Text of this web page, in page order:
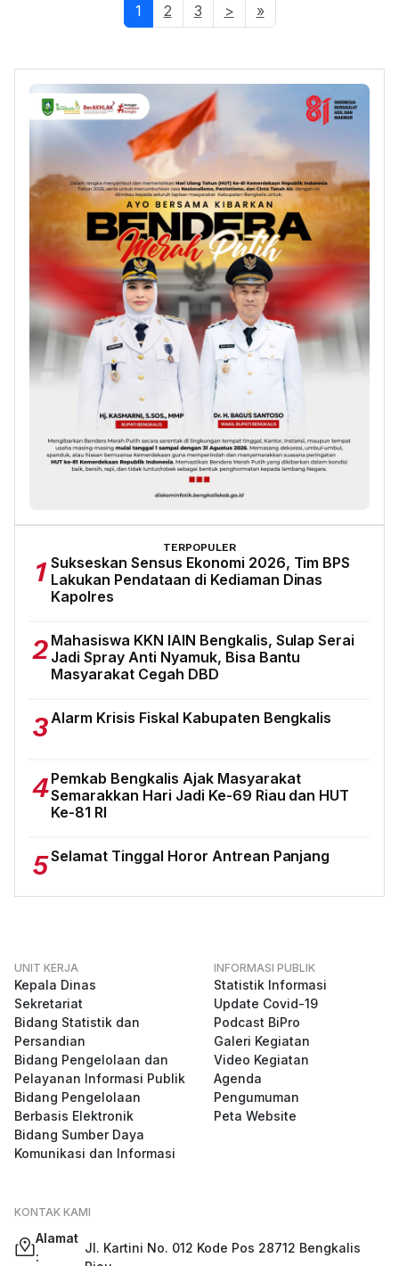
1 (current)
2 3 > »
TERPOPULER
1 Sukseskan Sensus Ekonomi 2026, Tim BPS
Lakukan Pendataan di Kediaman Dinas
Kapolres
2 Mahasiswa KKN IAIN Bengkalis, Sulap Serai
Jadi Spray Anti Nyamuk, Bisa Bantu
Masyarakat Cegah DBD
3 Alarm Krisis Fiskal Kabupaten Bengkalis
4Pemkab Bengkalis Ajak Masyarakat
Semarakkan Hari Jadi Ke-69 Riau dan HUT
Ke-81 RI
5Selamat Tinggal Horor Antrean Panjang
UNIT KERJA
Kepala Dinas
Sekretariat
Bidang Statistik dan
Persandian
Bidang Pengelolaan dan
Pelayanan Informasi Publik
Bidang Pengelolaan
Berbasis Elektronik
Bidang Sumber Daya
Komunikasi dan Informasi
INFORMASI PUBLIK
Statistik Informasi
Update Covid-19
Podcast BiPro
Galeri Kegiatan
Video Kegiatan
Agenda
Pengumuman
Peta Website
KONTAK KAMI
Alamat
:
Jl. Kartini No. 012 Kode Pos 28712 Bengkalis